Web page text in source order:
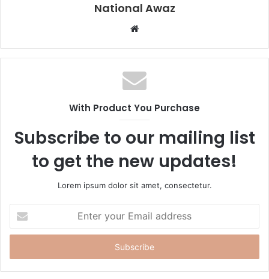
National Awaz
b
s
i
With Product You Purchase
Subscribe to our mailing list
to get the new updates!
Lorem ipsum dolor sit amet, consectetur.
t
r
y